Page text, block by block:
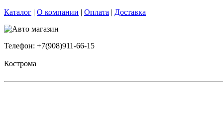
Каталог | О компании | Оплата | Доставка
Телефон: +7(908)911-66-15
Кострома